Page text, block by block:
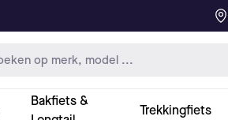
Bakfiets &
Trekkingfiets